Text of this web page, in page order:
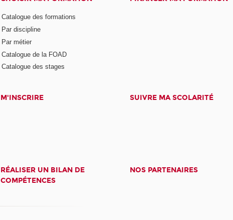
Catalogue des formations
Par discipline
Par métier
Catalogue de la FOAD
Catalogue des stages
M'INSCRIRE SUIVRE MA SCOLARITÉ
RÉALISER UN BILAN DE
COMPÉTENCES
NOS PARTENAIRES